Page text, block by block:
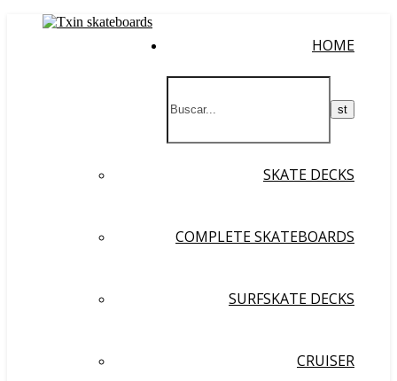
HOME
SKATE DECKS
COMPLETE SKATEBOARDS
SURFSKATE DECKS
CRUISER